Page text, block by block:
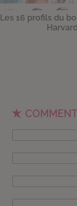
Les 16 profils du